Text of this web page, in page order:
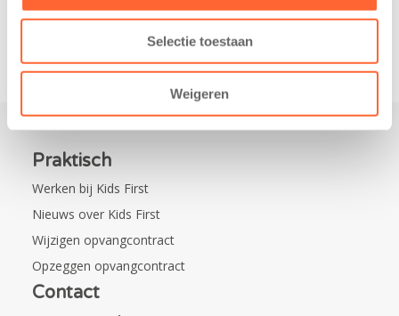
Selectie toestaan
Weigeren
van een jeugdtrainer van FC Groningen….
Praktisch
Werken bij Kids First
Nieuws over Kids First
Wijzigen opvangcontract
Opzeggen opvangcontract
Contact